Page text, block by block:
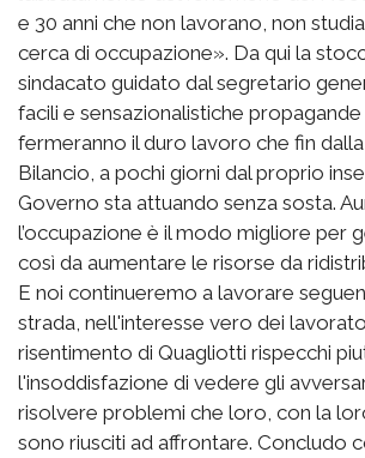
e 30 anni che non lavorano, non
cerca di occupazione». Da qui la
sindacato guidato dal segretario
facili e sensazionalistiche
fermeranno il duro lavoro che fin
Bilancio, a pochi giorni dal proprio
Governo sta attuando senza sosta.
l’occupazione è il modo migliore per
così da aumentare le risorse da
E noi continueremo a lavorare
strada, nell'interesse vero dei
risentimento di Quagliotti rispecchi
l'insoddisfazione di vedere gli
risolvere problemi che loro, con la
sono riusciti ad affrontare. Concludo